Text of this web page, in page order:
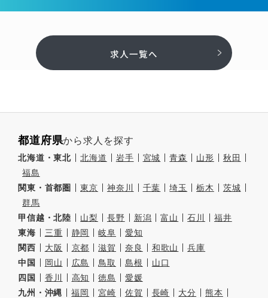
求人一覧へ
都道府県から求人を探す
北海道・東北 北海道 岩手 宮城 青森 山形
秋田
福島
関東・首都圏
東京 神奈川 千葉 埼玉 栃木
茨城
群馬
甲信越・北陸
山梨 長野 新潟 富山 石川
福井
東海
三重 静岡 岐阜
愛知
関西
大阪 京都 滋賀 奈良 和歌山
兵庫
中国
岡山 広島 鳥取 島根
山口
四国
香川 高知 徳島
愛媛
九州・沖縄
福岡 宮崎 佐賀 長崎 大分
熊本